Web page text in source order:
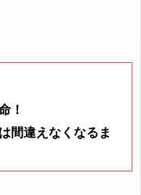
！
間違えなくなるま